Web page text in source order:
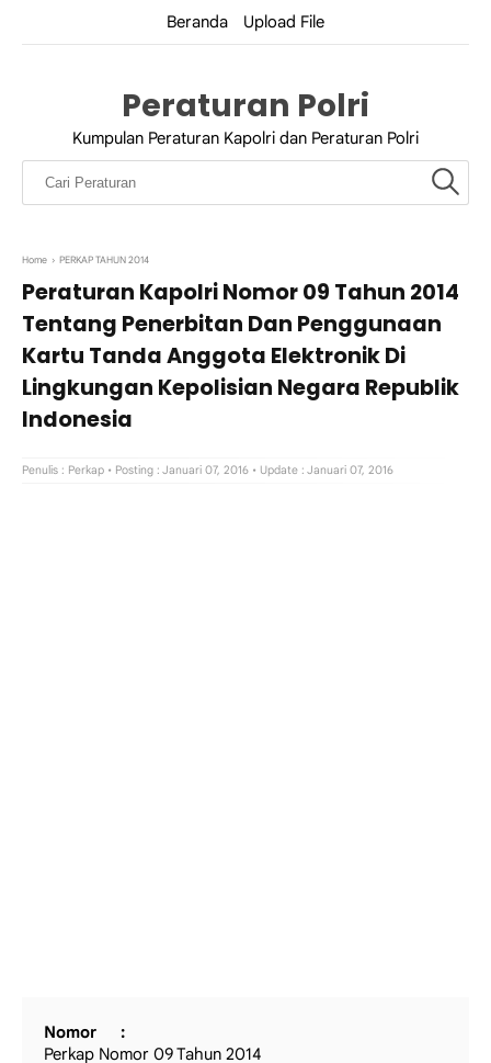
Beranda Upload File
Peraturan Polri
Kumpulan Peraturan Kapolri dan Peraturan Polri
Home › PERKAP TAHUN 2014
Peraturan Kapolri Nomor 09 Tahun 2014
Tentang Penerbitan Dan Penggunaan
Kartu Tanda Anggota Elektronik Di
Lingkungan Kepolisian Negara Republik
Indonesia
Penulis : Perkap • Posting : Januari 07, 2016 • Update : Januari 07, 2016
Nomor
Perkap Nomor 09 Tahun 2014